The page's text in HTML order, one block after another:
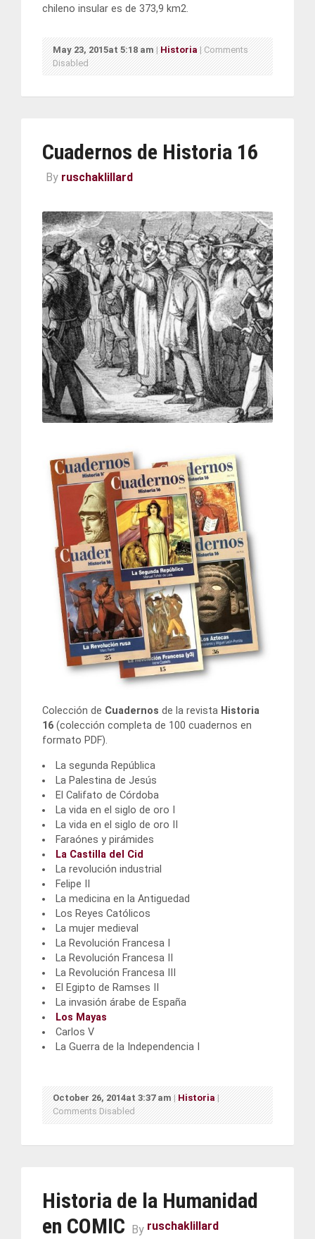
chileno insular es de 373,9 km2.
May 23, 2015at 5:18 am | Historia | Comments
Disabled
Cuadernos de Historia 16
By ruschaklillard
Colección de Cuadernos de la revista Historia
16 (colección completa de 100 cuadernos en
formato PDF).
La segunda República
La Palestina de Jesús
El Califato de Córdoba
La vida en el siglo de oro I
La vida en el siglo de oro II
Faraónes y pirámides
La Castilla del Cid
La revolución industrial
Felipe II
La medicina en la Antiguedad
Los Reyes Católicos
La mujer medieval
La Revolución Francesa I
La Revolución Francesa II
La Revolución Francesa III
El Egipto de Ramses II
La invasión árabe de España
Los Mayas
Carlos V
La Guerra de la Independencia I
October 26, 2014at 3:37 am | Historia |
Comments Disabled
Historia de la Humanidad
en COMIC By ruschaklillard